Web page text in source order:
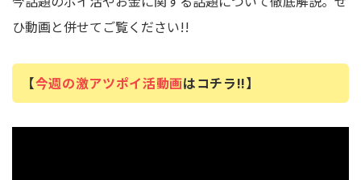
ひ動画と併せてご覧ください!!
【今週の激アツポイ活動画はコチラ!!】